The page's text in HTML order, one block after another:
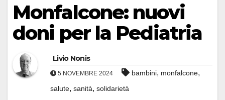
Monfalcone: nuovi
doni per la Pediatria
Livio Nonis
5 NOVEMBRE 2024 bambini, monfalcone,
salute, sanità, solidarietà